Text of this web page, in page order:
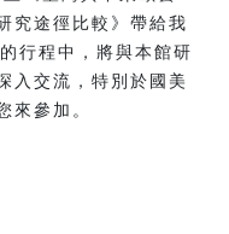
究途徑比較》帶給我
行程中，將與本館研
入交流，特別於國美
來參加。